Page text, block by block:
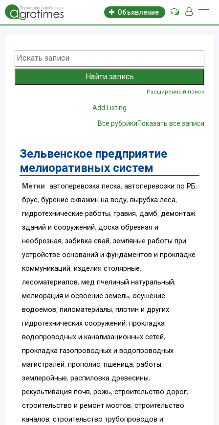
Объявление
Расширенный поиск
Все рубрикиПоказать все записи
Add Listing
Зельвенское предприятие
мелиоративных систем
Метки автоперевозка песка, автоперевозки по РБ,
брус, бурение скважин на воду, вырубка леса,
гидротехнические работы, гравия, дамб, демонтаж
зданий и сооружений, доска обрезная и
необрезная, забивка свай, земляные работы при
устройстве оснований и фундаментов и прокладке
коммуникаций, изделия столярные,
лесоматериалов, мед пчелиный натуральный,
мелиорация и освоение земель, осушение
водоемов, пиломатериалы, плотин и других
гидротехнических сооружений, прокладка
водопроводных и канализационных сетей,
прокладка газопроводных и водопроводных
магистралей, прополис, пшеница, работы
землеройные, распиловка древесины,
рекультивация почв, рожь, строительство дорог,
строительство и ремонт мостов, строительство
каналов, строительство трубопроводов и